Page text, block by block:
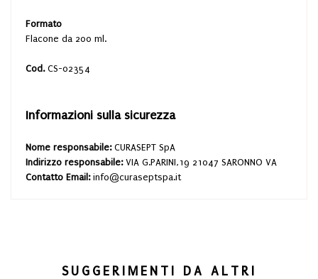
Formato
Flacone da 200 ml.
Cod.CS-02354
Informazioni sulla sicurezza
Nome responsabile: CURASEPT SpA
Indirizzo responsabile: VIA G.PARINI,19 21047 SARONNO VA
Contatto Email: info@curaseptspa.it
SUGGERIMENTI DA ALTRI